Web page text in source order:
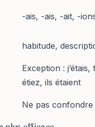
-ais, -ais, -ait, -
habitude,
Exception :
étiez, ils étaient
Ne pas